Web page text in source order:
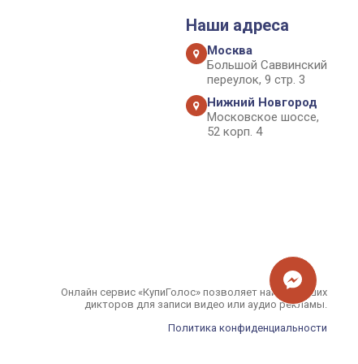
Наши адреса
Москва
Большой Саввинский
переулок, 9 стр. 3
Нижний Новгород
Московское шоссе,
52 корп. 4
Онлайн сервис «КупиГолос» позволяет найти лучших
дикторов для записи видео или аудио рекламы.
Политика конфиденциальности